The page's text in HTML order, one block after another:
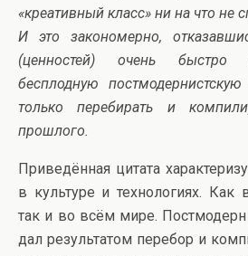
«креативный класс» ни на что не
И это закономерно,
(ценностей) очень быстро
бесплодную
только перебирать и
прошлого.
Приведённая цитата
в культуре и технологиях. Как
так и во всём мире.
дал результатом перебор и